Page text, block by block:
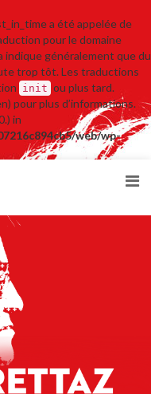
a été appelée de
pour le domaine
généralement que du
trop tôt. Les traductions
init ou plus tard.
pour plus d’informations.
in
web/wp-